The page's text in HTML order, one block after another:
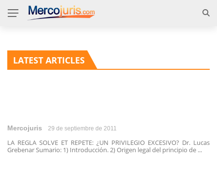
LATEST ARTICLES
Mercojuris 29 de septiembre de 2011
LA REGLA SOLVE ET REPETE: ¿UN PRIVILEGIO EXCESIVO? Dr. Lucas
Grebenar Sumario: 1) Introducción. 2) Origen legal del principio de ...